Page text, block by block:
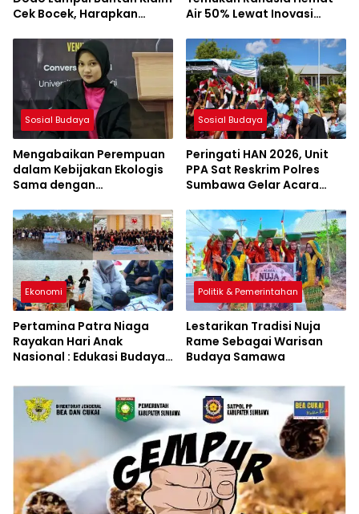
Cek Bocek, Harapkan
Makam Leluhur
Air 50% Lewat Inovasi
Sosial Budaya
Mengabaikan Perempuan
dalam Kebijakan Ekologis
Sama dengan
Lingkungan
Sosial Budaya
Peringati HAN 2026, Unit
PPA Sat Reskrim Polres
Sumbawa Gelar Acara
Jorok
Ekonomi
Pertamina Patra Niaga
Rayakan Hari Anak
Nasional : Edukasi Budaya
Lingkungan
Politik & Pemerintahan
Lestarikan Tradisi Nuja
Rame Sebagai Warisan
Budaya Samawa